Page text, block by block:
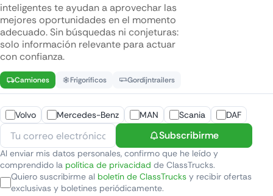
inteligentes te ayudan a aprovechar las
mejores oportunidades en el momento
adecuado. Sin búsquedas ni conjeturas:
solo información relevante para actuar
con confianza.
Camiones Frigoríficos Gordijntrailers
Volvo Mercedes-Benz MAN Scania DAF
Subscribirme
Al enviar mis datos personales, confirmo que he leído y
comprendido la política de privacidad de ClassTrucks.
Quiero suscribirme al boletín de ClassTrucks y recibir ofertas
exclusivas y boletines periódicamente.